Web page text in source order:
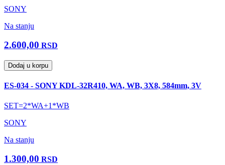
SONY
Na stanju
2.600,00 RSD
Dodaj u korpu
ES-034 - SONY KDL-32R410, WA, WB, 3X8, 584mm, 3V
SET=2*WA+1*WB
SONY
Na stanju
1.300,00 RSD